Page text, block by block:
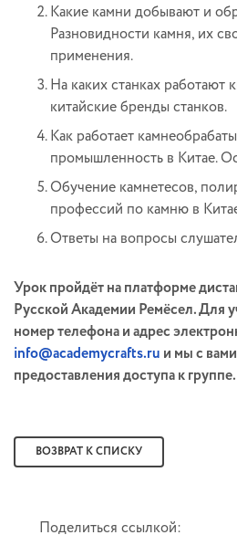
Какие камни добывают и
Разновидности камня, их
применения.
На каких станках работают
китайские бренды станков.
Как работает
промышленность в Китае.
Обучение камнетесов,
профессий по камню в
Ответы на вопросы
Урок пройдёт на платформе
Русской Академии Ремёсел. Для
номер телефона и адрес
info@academycrafts.ru и мы с
предоставления доступа к группе.
ВОЗВРАТ К СПИСКУ
Поделиться ссылкой: